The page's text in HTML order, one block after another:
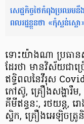
សេដ្ឋកិច្ចថៃកំពុងប្រឈមនឹ
ពលរដ្ឋខ្លួនថា «កុំស្លន់ស្ល
ទោះយ៉ាងណា ប្រធាន
ដែរថា មានវិស័យជា
ឥទ្ធិពល​នៃវីរុស
កៅស៊ូ, គ្រឿងសង្ហារឹម
គីមីឥន្ធនៈ, រថយន្ដ,
ស្ទិក, គ្រឿងអេឡិចត្